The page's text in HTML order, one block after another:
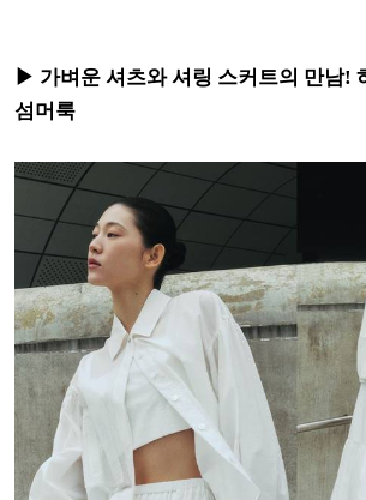
▶ 가벼운 셔츠와 셔링 스커트의 만남!
섬머룩